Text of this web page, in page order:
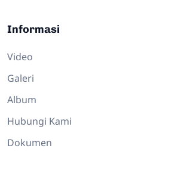
Informasi
Video
Galeri
Album
Hubungi Kami
Dokumen